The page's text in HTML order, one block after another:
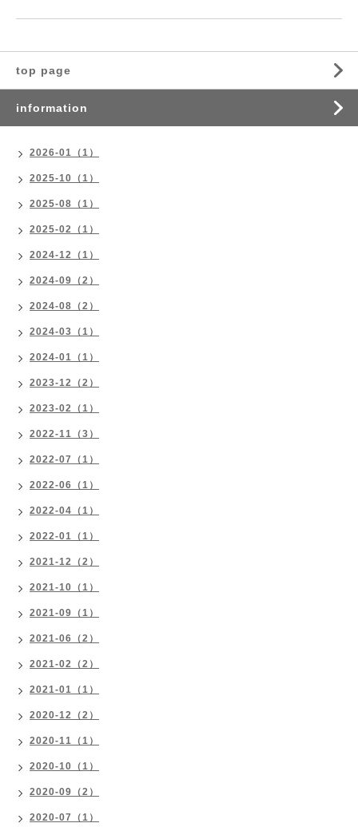
top page
information
2026-01（1）
2025-10（1）
2025-08（1）
2025-02（1）
2024-12（1）
2024-09（2）
2024-08（2）
2024-03（1）
2024-01（1）
2023-12（2）
2023-02（1）
2022-11（3）
2022-07（1）
2022-06（1）
2022-04（1）
2022-01（1）
2021-12（2）
2021-10（1）
2021-09（1）
2021-06（2）
2021-02（2）
2021-01（1）
2020-12（2）
2020-11（1）
2020-10（1）
2020-09（2）
2020-07（1）